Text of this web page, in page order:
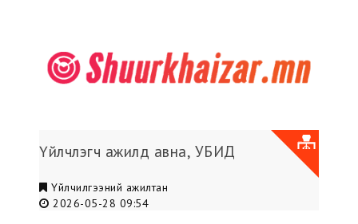
Үйлчлэгч ажилд авна, УБИД
Үйлчилгээний ажилтан
2026-05-28 09:54